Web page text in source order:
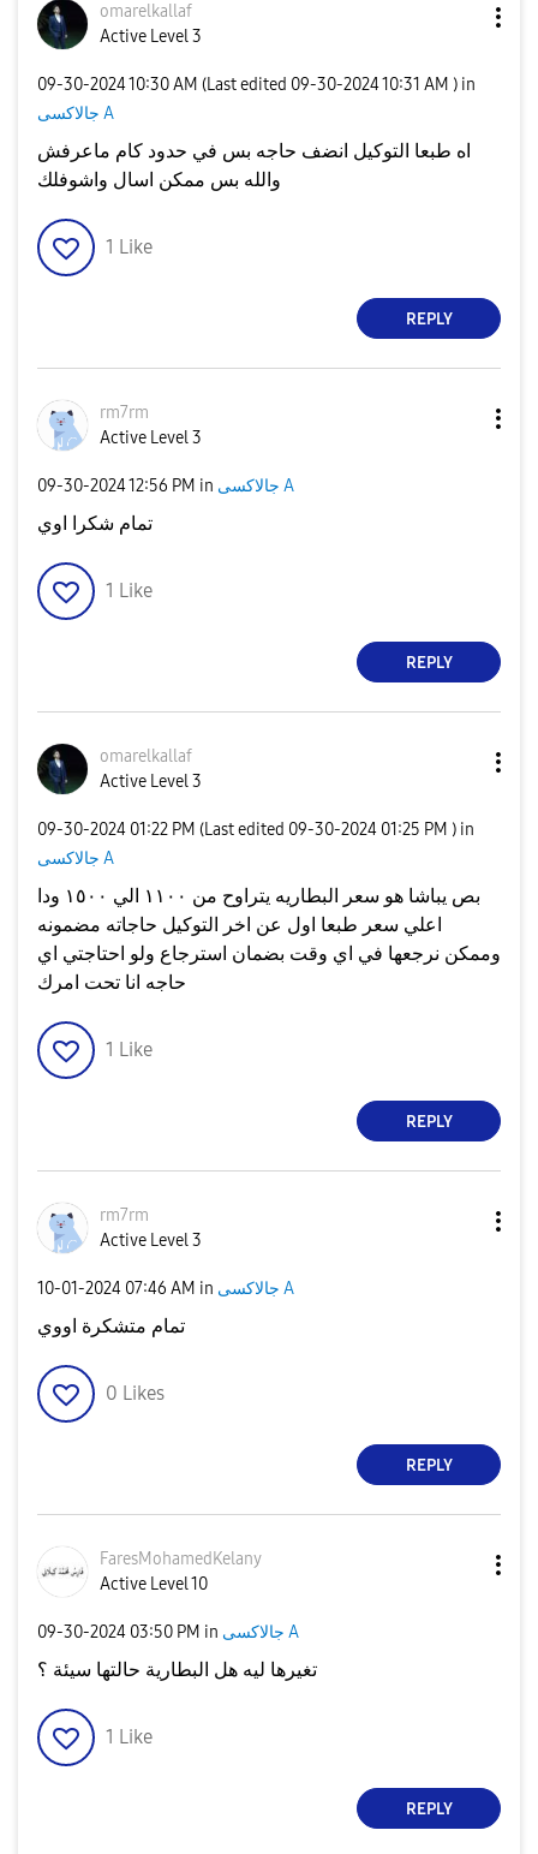
omarelkallaf
Active Level 3
‎09-30-202410:30 AM (Last edited ‎09-30-202410:31 AM ) in
جالاكسى A
اه طبعا التوكيل انضف حاجه بس في حدود كام ماعرفش
والله بس ممكن اسال واشوفلك
1 Like
REPLY
rm7rm
Active Level 3
‎09-30-202412:56 PM in جالاكسى A
تمام شكرا اوي
1 Like
REPLY
omarelkallaf
Active Level 3
‎09-30-2024 01:22 PM (Last edited ‎09-30-2024 01:25 PM ) in
جالاكسى A
بص يباشا هو سعر البطاريه يتراوح من ١١٠٠ الي ١٥٠٠ ودا
اعلي سعر طبعا اول عن اخر التوكيل حاجاته مضمونه
وممكن نرجعها في اي وقت بضمان استرجاع ولو احتاجتي اي
حاجه انا تحت امرك
1 Like
REPLY
rm7rm
Active Level 3
‎10-01-2024 07:46 AM in جالاكسى A
تمام متشكرة اووي
0 Likes
REPLY
FaresMohamedKelany
Active Level 10
‎09-30-2024 03:50 PM in جالاكسى A
تغيرها ليه هل البطارية حالتها سيئة ؟
1 Like
REPLY